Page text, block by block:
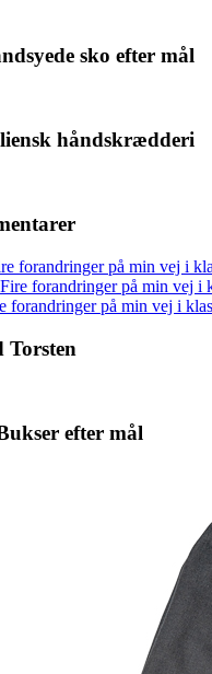
sko efter mål
håndskrædderi
forandringer på min vej i
Fire forandringer på min vej i
forandringer på min vej i
Torsten
efter mål